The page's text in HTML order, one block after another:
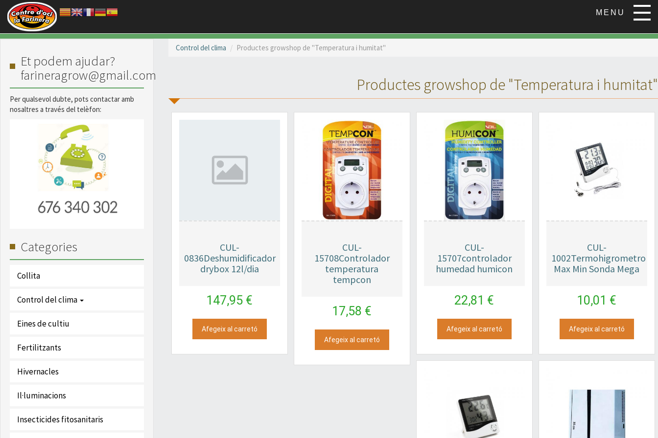
Vés al contingut
Et podem ajudar?
farineragrow@gmail.com
Per qualsevol dubte, pots contactar amb
nosaltres a través del telèfon:
Categories
Collita
Control del clima
Eines de cultiu
Fertilitzants
Hivernacles
Il·luminacions
Insecticides fitosanitaris
Control del clima Productes growshop de "Temperatura i humitat"
Productes growshop de "Temperatura i humitat"
CUL-
0836Deshumidificador
drybox 12l/dia
147,95 €
Afegeix al carretó
CUL-
15708Controlador
temperatura
tempcon
17,58 €
Afegeix al carretó
CUL-
15707controlador
humedad humicon
22,81 €
Afegeix al carretó
CUL-
1002Termohigrometro
Max Min Sonda Mega
10,01 €
Afegeix al carretó